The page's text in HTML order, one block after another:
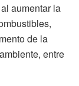
aumentar la
de la
entre